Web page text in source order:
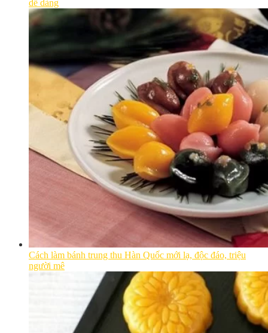
dễ dàng
Cách làm bánh trung thu Hàn Quốc mới lạ, độc đáo, triệu
người mê